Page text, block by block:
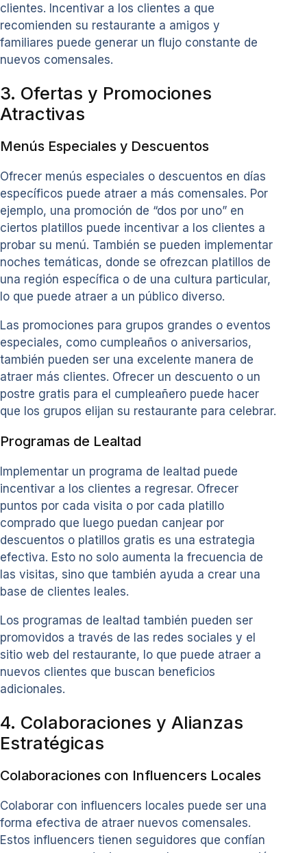
clientes. Incentivar a los clientes a que
recomienden su restaurante a amigos y
familiares puede generar un flujo constante de
nuevos comensales.
3. Ofertas y Promociones
Atractivas
Menús Especiales y Descuentos
Ofrecer menús especiales o descuentos en días
específicos puede atraer a más comensales. Por
ejemplo, una promoción de “dos por uno” en
ciertos platillos puede incentivar a los clientes a
probar su menú. También se pueden implementar
noches temáticas, donde se ofrezcan platillos de
una región específica o de una cultura particular,
lo que puede atraer a un público diverso.
Las promociones para grupos grandes o eventos
especiales, como cumpleaños o aniversarios,
también pueden ser una excelente manera de
atraer más clientes. Ofrecer un descuento o un
postre gratis para el cumpleañero puede hacer
que los grupos elijan su restaurante para celebrar.
Programas de Lealtad
Implementar un programa de lealtad puede
incentivar a los clientes a regresar. Ofrecer
puntos por cada visita o por cada platillo
comprado que luego puedan canjear por
descuentos o platillos gratis es una estrategia
efectiva. Esto no solo aumenta la frecuencia de
las visitas, sino que también ayuda a crear una
base de clientes leales.
Los programas de lealtad también pueden ser
promovidos a través de las redes sociales y el
sitio web del restaurante, lo que puede atraer a
nuevos clientes que buscan beneficios
adicionales.
4. Colaboraciones y Alianzas
Estratégicas
Colaboraciones con Influencers Locales
Colaborar con influencers locales puede ser una
forma efectiva de atraer nuevos comensales.
Estos influencers tienen seguidores que confían